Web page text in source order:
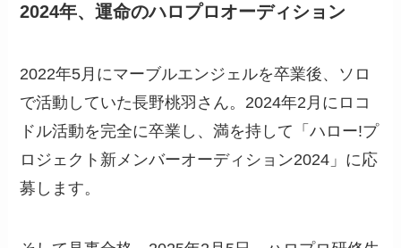
2024年、運命のハロプロオーディション
2022年5月にマーブルエンジェルを卒業後、ソロ
で活動していた長野桃羽さん。2024年2月にロコ
ドル活動を完全に卒業し、満を持して「ハロー!プ
ロジェクト新メンバーオーディション2024」に応
募します。